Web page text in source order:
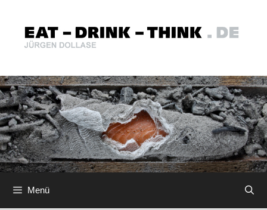
springen
Menü